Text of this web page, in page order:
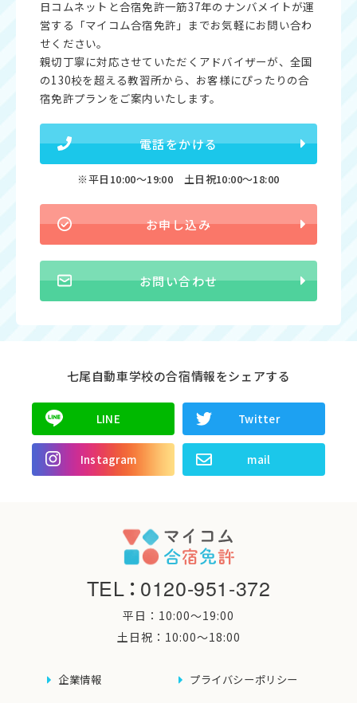
日コムネットと合宿免許一筋37年のナンバメイトが運
営する「マイコム合宿免許」までお気軽にお問い合わ
せください。
親切丁寧に対応させていただくアドバイザーが、全国
の130校を超える教習所から、お客様にぴったりの合
宿免許プランをご案内いたします。
電話をかける
※平日10:00〜19:00 土日祝10:00〜18:00
お申し込み
お問い合わせ
七尾自動車学校の合宿情報をシェアする
LINE Twitter
Instagram mail
TEL：0120-951-372
平日：10:00〜19:00
土日祝：10:00〜18:00
企業情報 プライバシーポリシー